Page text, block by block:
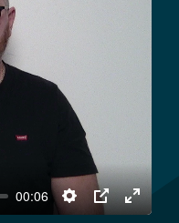
00:06
Settings
PIP
Enter